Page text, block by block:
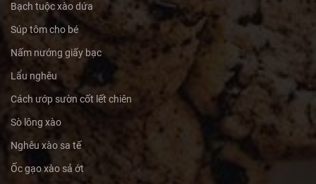
Bạch tuộc xào dứa
Súp tôm cho bé
Nấm nướng giấy bạc
Lẩu nghêu
Cách ướp sườn cốt lết chiên
Sò lông xào
Nghêu xào sa tế
Ốc gạo xào sả ớt